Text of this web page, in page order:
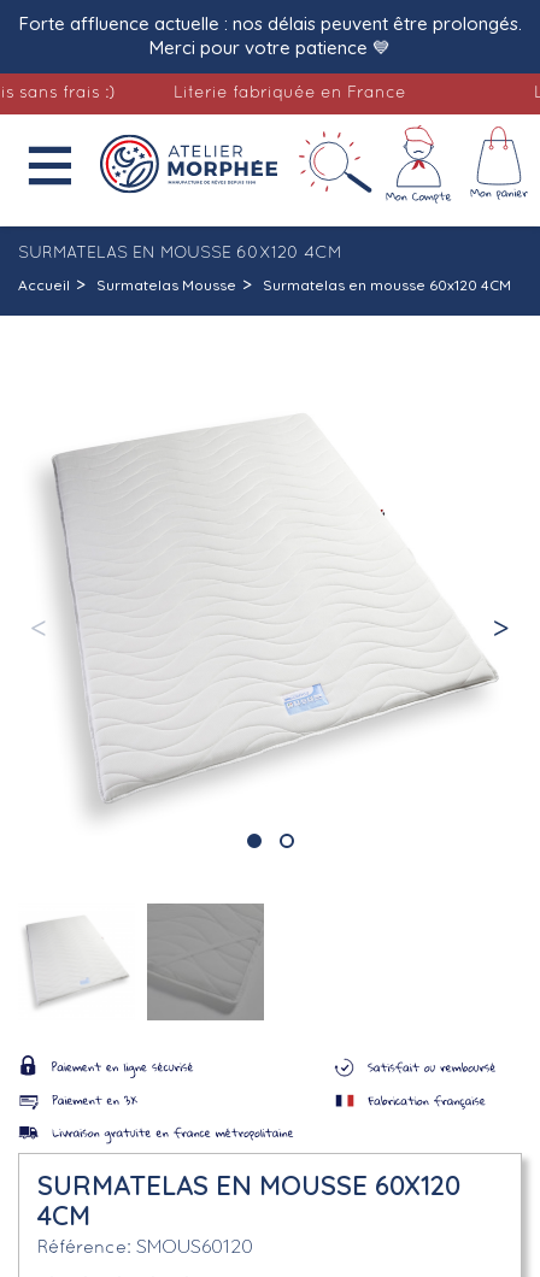
Forte affluence actuelle : nos délais peuvent être prolongés.
Merci pour votre patience 💙
frais :) Literie fabriquée en France

SURMATELAS EN MOUSSE 60X120 4CM
Accueil Surmatelas Mousse Surmatelas en mousse 60x120 4CM
SURMATELAS EN MOUSSE 60X120
4CM
Référence SMOUS60120